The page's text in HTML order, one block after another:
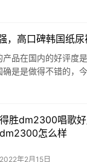
推荐十大奢侈品牌
洛施(Frosch)洗手液
，高口碑韩国纸
品在国内的好评度是
是是做得不错的，
单品在韩国的市场
尿裤 5、迪优米超
得胜dm2300唱歌
dm2300怎么样
2022年2月15日